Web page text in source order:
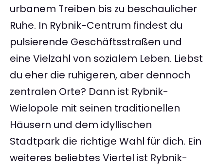
urbanem Treiben bis zu beschaulicher
Ruhe. In Rybnik-Centrum findest du
pulsierende Geschäftsstraßen und
eine Vielzahl von sozialem Leben. Liebst
du eher die ruhigeren, aber dennoch
zentralen Orte? Dann ist Rybnik-
Wielopole mit seinen traditionellen
Häusern und dem idyllischen
Stadtpark die richtige Wahl für dich. Ein
weiteres beliebtes Viertel ist Rybnik-